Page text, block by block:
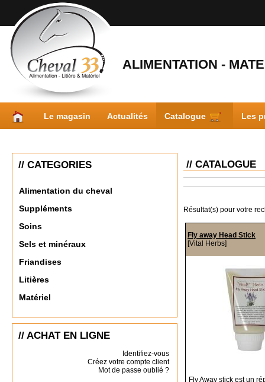
ALIMENTATION -
Le magasin Actualités Catalogue Les
// CATEGORIES
Alimentation du cheval
Suppléments
Soins
Sels et minéraux
Friandises
Litières
Matériel
// ACHAT EN LIGNE
Identifiez-vous
Créez votre compte client
Mot de passe oublié ?
// CATALOGUE
Résultat(s) pour votre
Fly away Head Stick
[Vital Herbs]
Fly Away stick est un